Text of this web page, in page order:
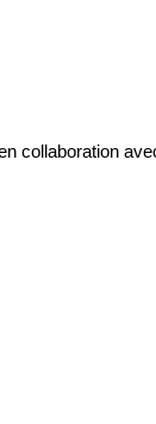
collaboration